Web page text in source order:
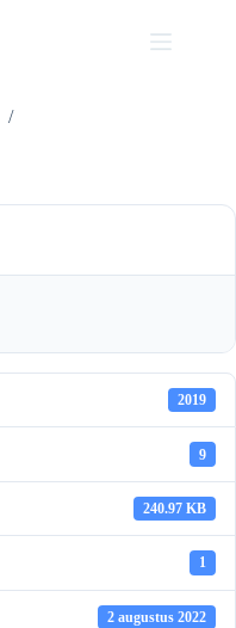
2019
9
240.97 KB
1
2 augustus 2022